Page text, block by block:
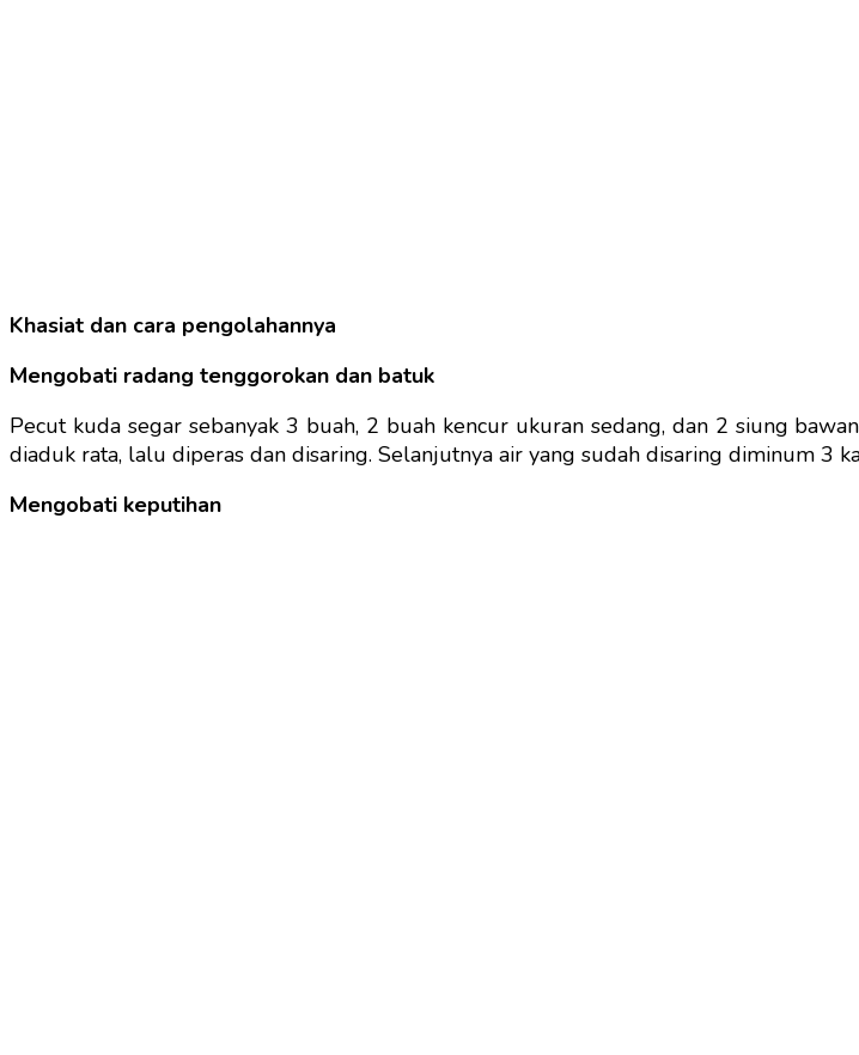
Khasiat dan cara pengolahannya
Mengobati radang tenggorokan dan batuk
Pecut kuda segar sebanyak 3 buah, 2 buah kencur ukuran sedang, dan 2 siung
diaduk rata, lalu diperas dan disaring. Selanjutnya air yang sudah disaring diminum 3
Mengobati keputihan